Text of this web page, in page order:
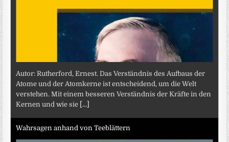
Autor: Rutherford, Ernest. Das Verständnis des Aufbaus der
Atome und der Atomkerne ist entscheidend, um die Welt
verstehen. Mit einem besseren Verständnis der Kräfte in den
Kernen und wie sie [...]
Wahrsagen anhand von Teeblättern